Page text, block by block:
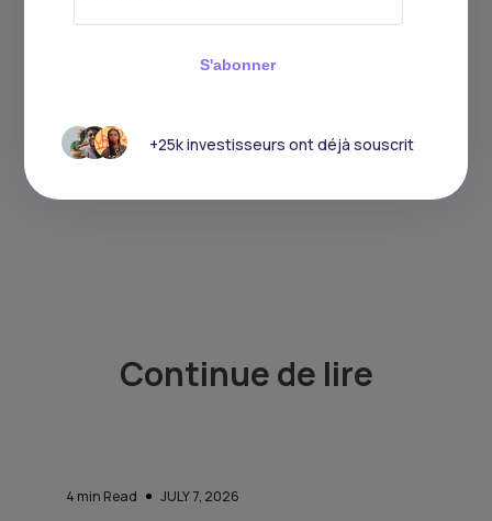
Continue de lire
4 min Read JULY 7, 2026
S'abonner
+25k investisseurs ont déjà souscrit